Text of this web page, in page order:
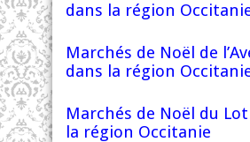
dans la région
Marchés de Noël de
dans la région
Marchés de Noël du
la région Occitanie